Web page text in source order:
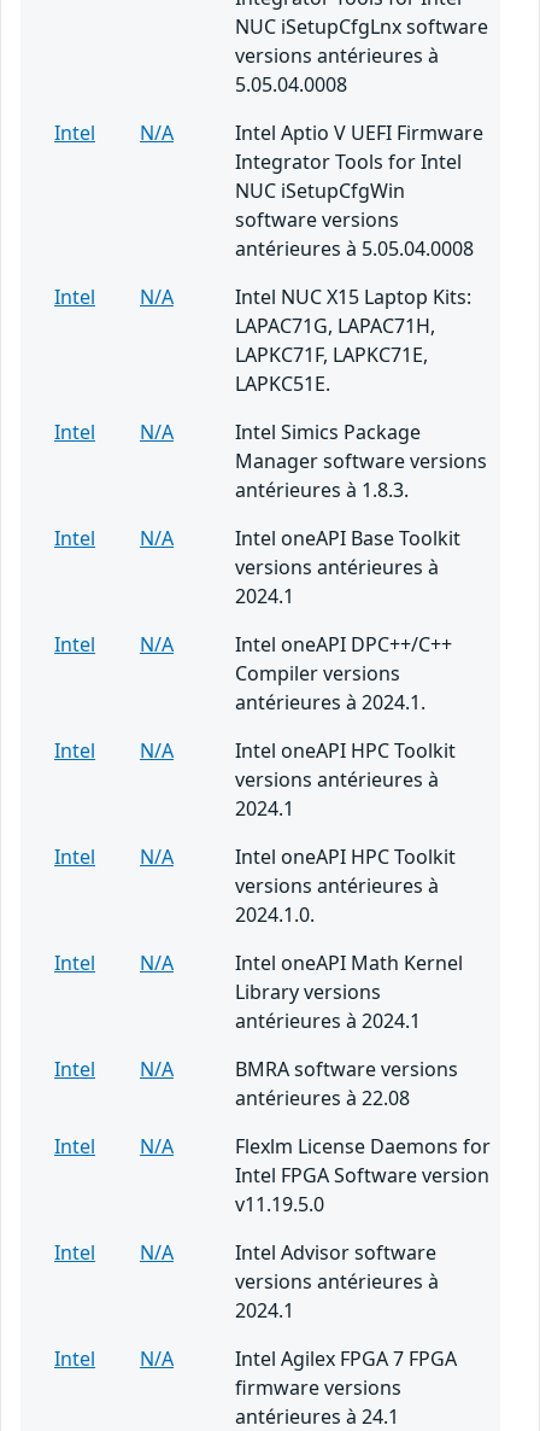
NUC iSetupCfgLnx software
versions antérieures à
5.05.04.0008
Intel
N/A
Intel Aptio V UEFI Firmware
Integrator Tools for Intel
NUC iSetupCfgWin
software versions
antérieures à 5.05.04.0008
Intel
N/A
Intel NUC X15 Laptop Kits:
LAPAC71G, LAPAC71H,
LAPKC71F, LAPKC71E,
LAPKC51E.
Intel
N/A
Intel Simics Package
Manager software versions
antérieures à 1.8.3.
Intel
N/A
Intel oneAPI Base Toolkit
versions antérieures à
2024.1
Intel
N/A
Intel oneAPI DPC++/C++
Compiler versions
antérieures à 2024.1.
Intel
N/A
Intel oneAPI HPC Toolkit
versions antérieures à
2024.1
Intel
N/A
Intel oneAPI HPC Toolkit
versions antérieures à
2024.1.0.
Intel
N/A
Intel oneAPI Math Kernel
Library versions
antérieures à 2024.1
Intel
N/A
BMRA software versions
antérieures à 22.08
Intel
N/A
Flexlm License Daemons for
Intel FPGA Software version
v11.19.5.0
Intel
N/A
Intel Advisor software
versions antérieures à
2024.1
Intel
N/A
Intel Agilex FPGA 7 FPGA
firmware versions
antérieures à 24.1